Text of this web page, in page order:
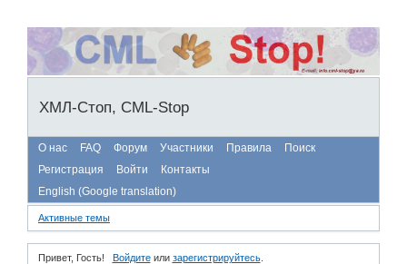
ХМЛ-Стоп, CML-Stop
О нас FAQ Форум Участники Правила
Поиск
Регистрация
Войти
Контакты
English (Google translation)
Активные темы
Привет, Гость! Войдитеили зарегистрируйтесь.